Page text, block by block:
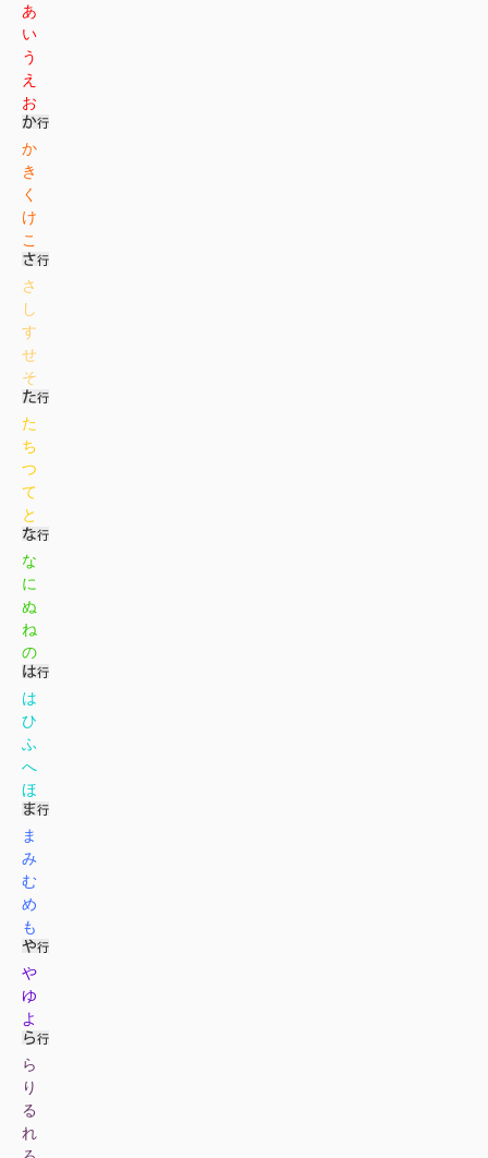
あ
い
う
え
お
か
き
く
け
こ
さ
し
す
せ
そ
た
ち
つ
て
と
な
に
ぬ
ね
の
は
ひ
ふ
へ
ほ
ま
み
む
め
も
や
ゆ
よ
ら
り
る
れ